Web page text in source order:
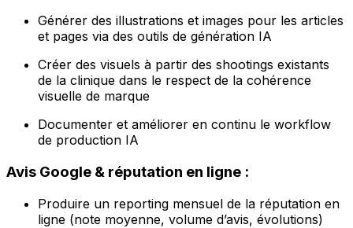
Générer des illustrations et images pour les articles
et pages via des outils de génération IA
Créer des visuels à partir des shootings existants
de la clinique dans le respect de la cohérence
visuelle de marque
Documenter et améliorer en continu le workflow
de production IA
Avis Google & réputation en ligne :
Produire un reporting mensuel de la réputation en
ligne (note moyenne, volume d’avis, évolutions)